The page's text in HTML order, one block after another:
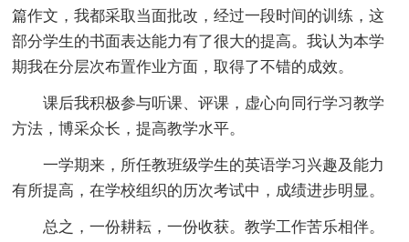
篇作文，我都采取当面批改，经过一段时间的训练，这
部分学生的书面表达能力有了很大的提高。我认为本学
期我在分层次布置作业方面，取得了不错的成效。
课后我积极参与听课、评课，虚心向同行学习教学
方法，博采众长，提高教学水平。
一学期来，所任教班级学生的英语学习兴趣及能力
有所提高，在学校组织的历次考试中，成绩进步明显。
总之，一份耕耘，一份收获。教学工作苦乐相伴。